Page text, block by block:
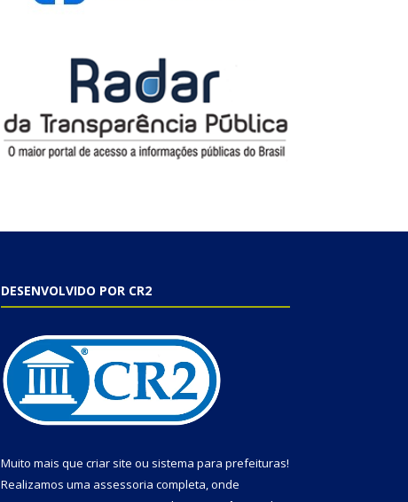
DESENVOLVIDO POR CR2
Muito mais que criar site ou sistema para prefeituras!
Realizamos uma assessoria completa, onde